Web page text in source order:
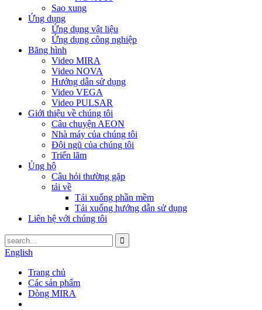
Sao xung
Ứng dụng
Ứng dụng vật liệu
Ứng dụng công nghiệp
Băng hình
Video MIRA
Video NOVA
Hướng dẫn sử dụng
Video VEGA
Video PULSAR
Giới thiệu về chúng tôi
Câu chuyện AEON
Nhà máy của chúng tôi
Đội ngũ của chúng tôi
Triển lãm
Ủng hộ
Câu hỏi thường gặp
tải về
Tải xuống phần mềm
Tải xuống hướng dẫn sử dụng
Liên hệ với chúng tôi
English
Trang chủ
Các sản phẩm
Dòng MIRA